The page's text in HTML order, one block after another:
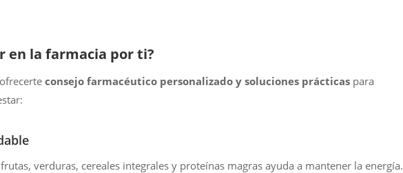
en la farmacia por ti?
consejo farmacéutico personalizado y soluciones prácticas para
verduras, cereales integrales y proteínas magras ayuda a mantener la energía.